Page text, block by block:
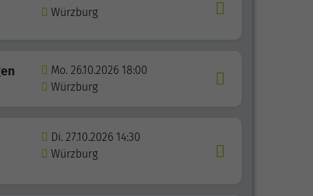
Würzburg
Mo. 26.10.2026 18:00
Würzburg
Di. 27.10.2026 14:30
Würzburg